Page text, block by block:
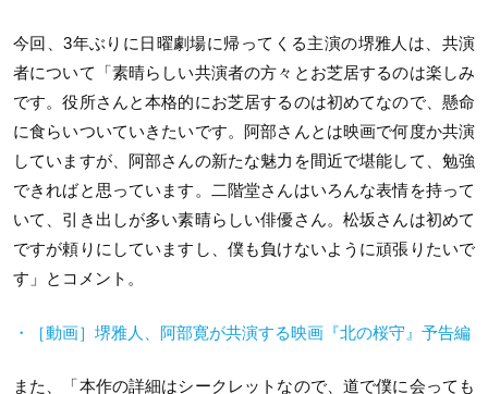
今回、3年ぶりに日曜劇場に帰ってくる主演の堺雅人は、共演
者について「素晴らしい共演者の方々とお芝居するのは楽しみ
です。役所さんと本格的にお芝居するのは初めてなので、懸命
に食らいついていきたいです。阿部さんとは映画で何度か共演
していますが、阿部さんの新たな魅力を間近で堪能して、勉強
できればと思っています。二階堂さんはいろんな表情を持って
いて、引き出しが多い素晴らしい俳優さん。松坂さんは初めて
ですが頼りにしていますし、僕も負けないように頑張りたいで
す」とコメント。
・［動画］堺雅人、阿部寛が共演する映画『北の桜守』予告編
また、「本作の詳細はシークレットなので、道で僕に会っても